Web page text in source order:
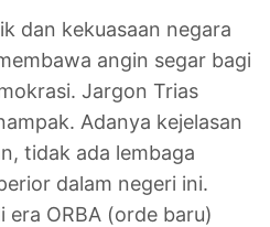
dan kekuasaan negara
angin segar bagi
Jargon Trias
Adanya kejelasan
tidak ada lembaga
dalam negeri ini.
ORBA (orde baru)